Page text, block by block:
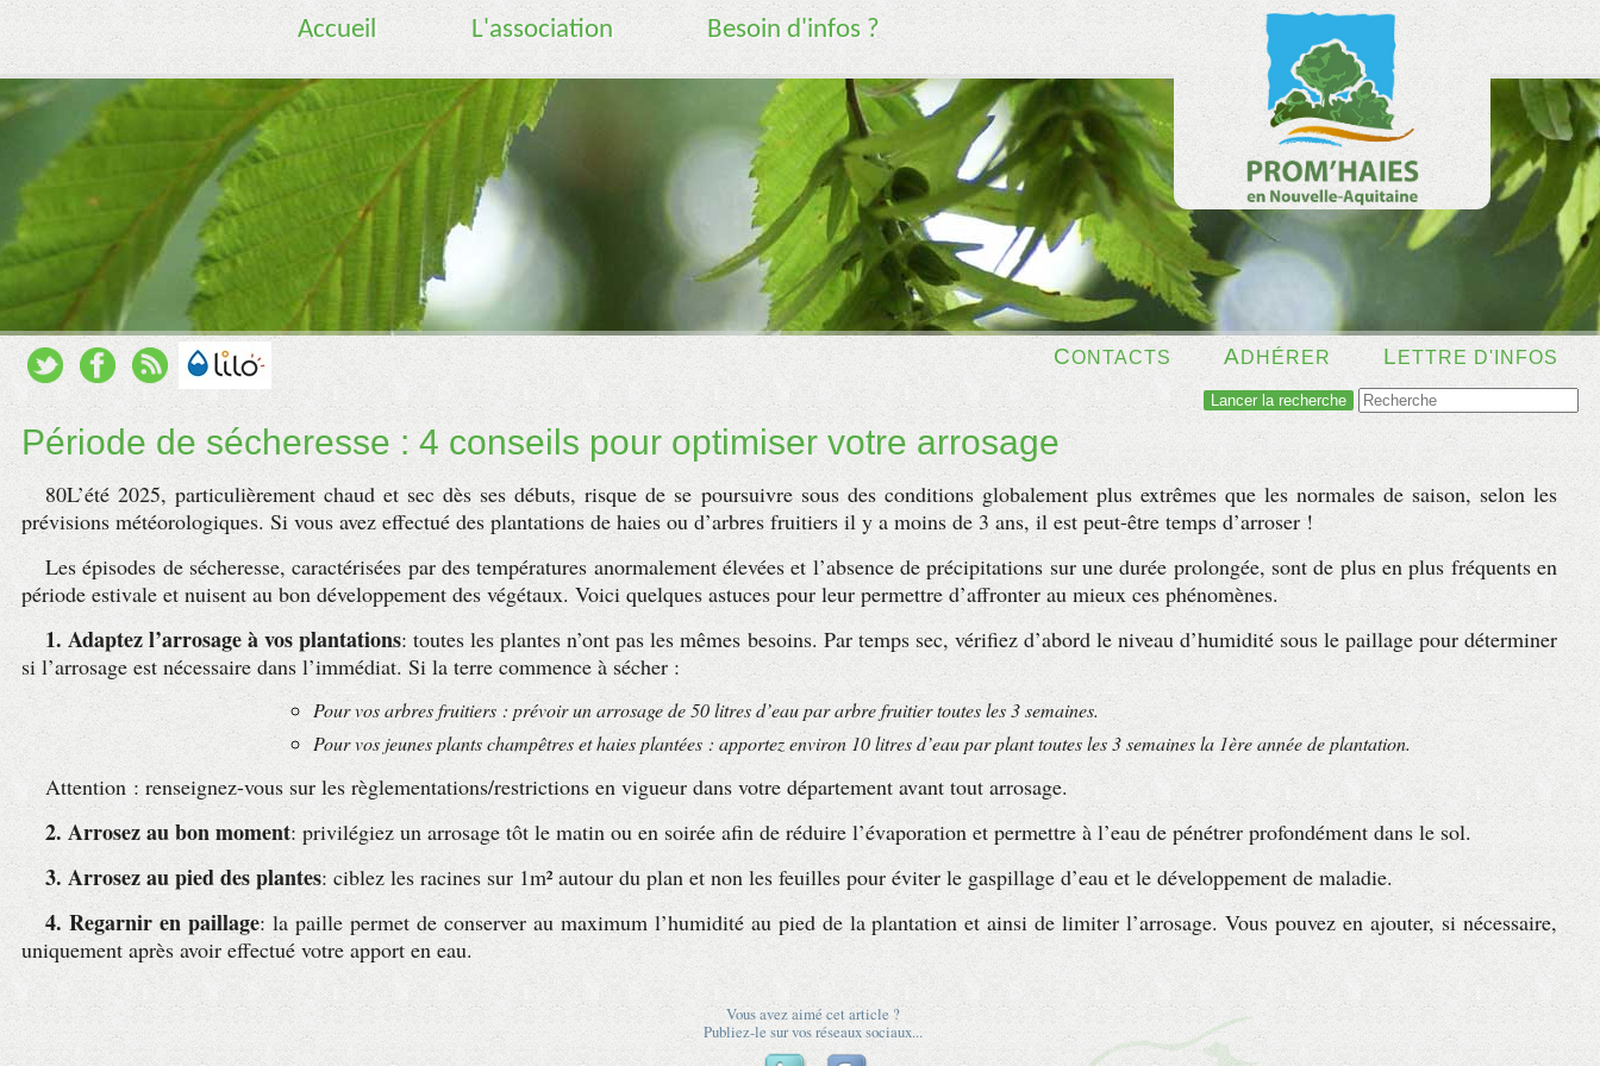
CONTACTS A DHÉRER L ETTRE D'INFOS
Accueil L'association Besoin d'infos ?
Période de sécheresse : 4 conseils pour optimiser votre arrosage
80L’été 2025, particulièrement chaud et sec dès ses débuts, risque de se poursuivre sous des conditions globalement plus extrêmes que les normales de saison, selon les
prévisions météorologiques. Si vous avez effectué des plantations de haies ou d’arbres fruitiers il y a moins de 3 ans, il est peut-être temps d’arroser !
Les épisodes de sécheresse, caractérisées par des températures anormalement élevées et l’absence de précipitations sur une durée prolongée, sont de plus en plus fréquents en
période estivale et nuisent au bon développement des végétaux. Voici quelques astuces pour leur permettre d’affronter au mieux ces phénomènes.
1. Adaptez l’arrosage à vos plantations: toutes les plantes n’ont pas les mêmes besoins. Par temps sec, vérifiez d’abord le niveau d’humidité sous le paillage pour déterminer
si l’arrosage est nécessaire dans l’immédiat. Si la terre commence à sécher :
Pour vos arbres fruitiers : prévoir un arrosage de 50 litres d’eau par arbre fruitier toutes les 3 semaines.
Pour vos jeunes plants champêtres et haies plantées : apportez environ 10 litres d’eau par plant toutes les 3 semaines la 1èreannée de plantation.
Attention : renseignez-vous sur les règlementations/restrictions en vigueur dans votre département avant tout arrosage.
2. Arrosez au bon moment: privilégiez un arrosage tôt le matin ou en soirée afin de réduire l’évaporation et permettre à l’eau de pénétrer profondément dans le sol.
3. Arrosez au pied des plantes: ciblez les racines sur 1m² autour du plan et non les feuilles pour éviter le gaspillage d’eau et le développement de maladie.
4. Regarnir en paillage: la paille permet de conserver au maximum l’humidité au pied de la plantation et ainsi de limiter l’arrosage. Vous pouvez en ajouter, si nécessaire,
uniquement après avoir effectué votre apport en eau.
Vous avez aimé cet article ?
Publiez-le sur vos réseaux sociaux...